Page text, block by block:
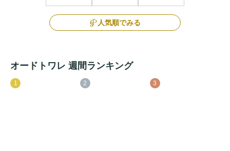
人気順でみる
オードトワレ 週間ランキング
1 2 3